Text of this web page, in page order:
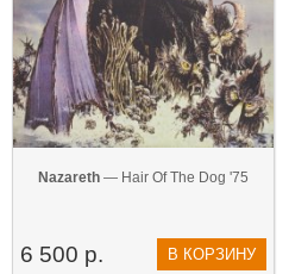
Nazareth — Hair Of The Dog '75
6 500 р. В КОРЗИНУ